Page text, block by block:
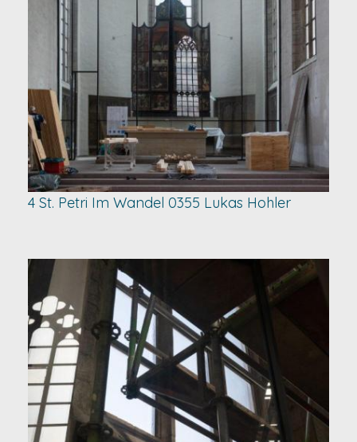
4 St. Petri Im Wandel 0355 Lukas Hohler